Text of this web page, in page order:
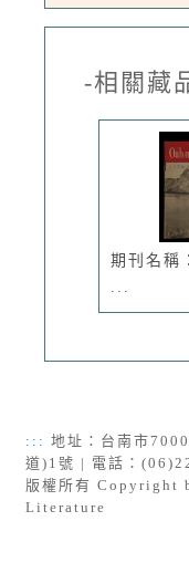
-相關藏
期刊名稱
...
::: 地址：台南市
道)1號 | 電話：
版權所有 Copyright
Literature